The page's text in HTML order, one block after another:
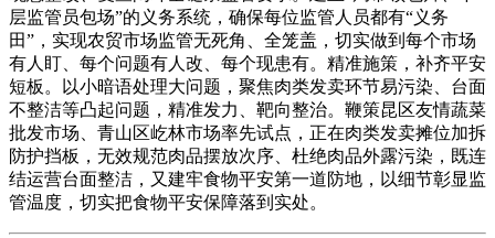
层监管员包场”的义务系统，确保每位监管人员都有“义务
田”，实现农贸市场监管无死角、全笼盖，切实做到每个市场
有人盯、每个问题有人改、每个现患有。精准施策，补齐平安
短板。以小暗语处理大问题，聚焦肉类发卖环节易污染、台面
不整洁等凸起问题，精准发力、靶向整治。鞭策昆区友情蔬菜
批发市场、青山区屹林市场率先试点，正在肉类发卖摊位加拆
防护挡板，无效规范肉品摆放次序、杜绝肉品外露污染，既连
结运营台面整洁，又建牢食物平安第一道防地，以细节彰显监
管温度，切实把食物平安保障落到实处。